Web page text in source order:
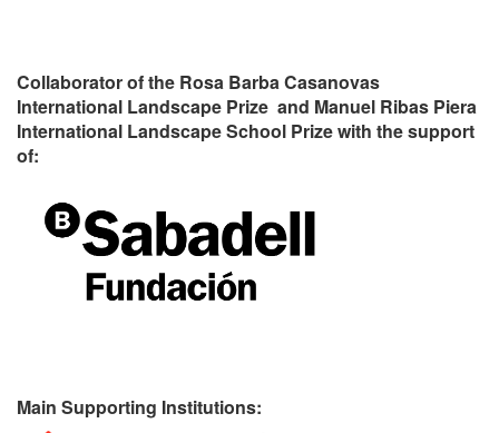
Collaborator of the Rosa Barba Casanovas
International Landscape Prize and Manuel Ribas Piera
International Landscape School Prize with the support
of:
Main Supporting Institutions: